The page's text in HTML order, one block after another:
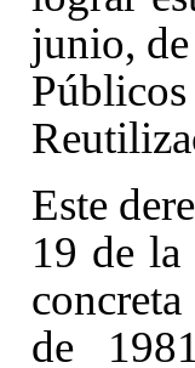
junio,
Públicos
Este
19 de la
de